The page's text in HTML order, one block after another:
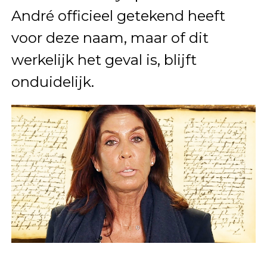
André officieel getekend heeft
voor deze naam, maar of dit
werkelijk het geval is, blijft
onduidelijk.